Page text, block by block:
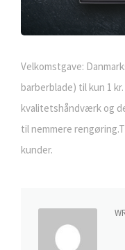
Velkomstgave:
barberblade) til kun 1
kvalitetshåndværk og
til nemmere
kunder.